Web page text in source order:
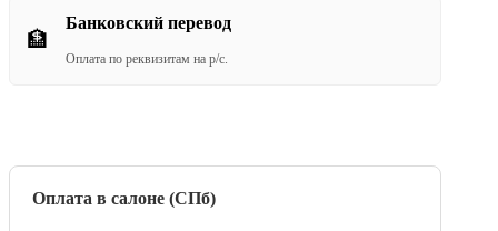
🏦
Банковский перевод
Оплата по реквизитам на р/с.
Оплата в салоне (СПб)